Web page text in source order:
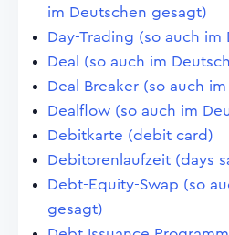
im Deutschen gesagt)
Day-Trading (so auch im
Deal (so auch im
Deal Breaker (so auch
Dealflow (so auch im
Debitkarte (debit card)
Debitorenlaufzeit (days
Debt-Equity-Swap (so
gesagt)